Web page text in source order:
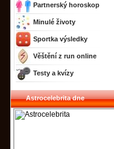
Partnerský horoskop
Minulé životy
Sportka výsledky
Věštění z run online
Testy a kvízy
Astrocelebrita dne